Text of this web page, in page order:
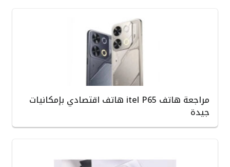
مراجعة هاتف itel P65 هاتف اقتصادي بإمكانيات
جيدة